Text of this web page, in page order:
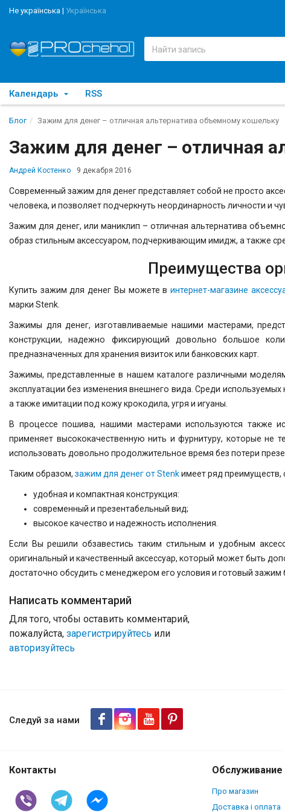
Не українська | Українська
Календарь RSS
Блог Зажим для денег – отличная альтернатива объемному кошельку
Зажим для денег – отличная
Андрей Костенко 9 декабря 2016
Современный зажим для денег представляет собой не просто
человека, и позволяет подчеркнуть неординарность личности и
Зажим для денег, или маниклип – отличная альтернатива
образ стильным аксессуаром, подчеркивающим имидж, а также
Преимущества
Купить зажим для денег Вы можете винтернет-магазине
марки Stenk.
Зажимы для денег, изготавливаемые нашими мастерами,
конструкции, надежно фиксирующий довольно большое
предназначенных для хранения визиток или банковских карт.
Зажимы, представленные в нашем каталоге различными
эксплуатации без изменения внешнего вида. Среди
а также имитации под кожу крокодила, угря и игуаны.
В процессе пошива, нашими мастерами используются также
применяет высококачественную нить и фурнитуру, которые не
использовать довольно продолжительное время без потери
Таким образом, зажим для денег от Stenkимеет ряд преимуществ,
удобная и компактная конструкция:
современный и презентабельный вид;
высокое качество и надежность исполнения.
Если Вы решили обзавестись таким стильным и удобным
оригинальный и качественный аксессуар, который может быть
достаточно обсудить с менеджером его условия и готовый зажим
Написать комментарий
Для того, чтобы оставить комментарий,
пожалуйста, зарегистрируйтесь или
авторизуйтесь
Следуй за нами
Контакты Обслуживание
Про магазин
Доставка і оплата